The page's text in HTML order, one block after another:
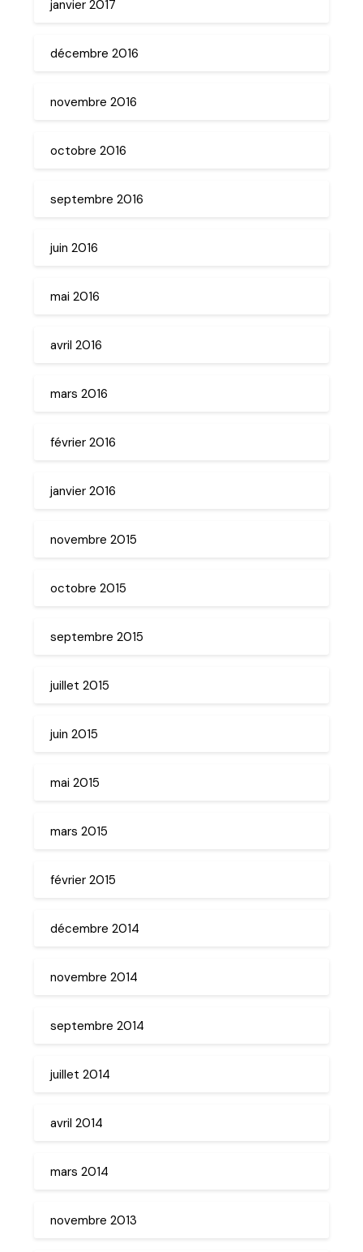
janvier 2017
décembre 2016
novembre 2016
octobre 2016
septembre 2016
juin 2016
mai 2016
avril 2016
mars 2016
février 2016
janvier 2016
novembre 2015
octobre 2015
septembre 2015
juillet 2015
juin 2015
mai 2015
mars 2015
février 2015
décembre 2014
novembre 2014
septembre 2014
juillet 2014
avril 2014
mars 2014
novembre 2013